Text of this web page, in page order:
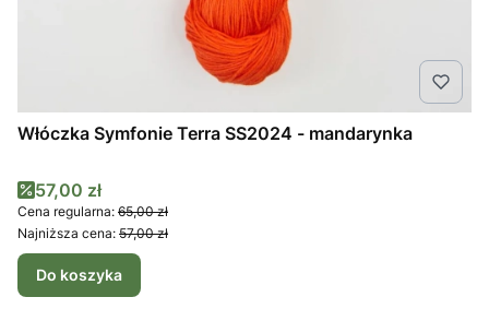
Włóczka Symfonie Terra SS2024 - mandarynka
Cena promocyjna
57,00 zł
Cena regularna: 65,00 zł
Najniższa cena: 57,00 zł
Do koszyka